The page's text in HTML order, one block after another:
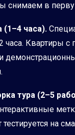
снимаем в
часа).
Квартиры с
тура (2–5
на